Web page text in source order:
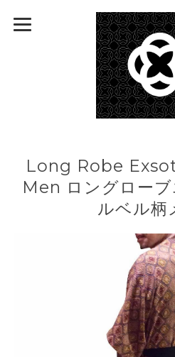
Long Robe
Men ロングロー
ルベル柄